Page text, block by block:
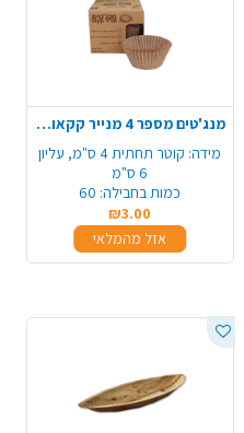
מנג'טים מספר 4 מנייר קקאו מתכלה 60 יח' - טבעי
מידה:
קוטר תחתית 4 ס"מ, עליון
6 ס"מ
כמות בחבילה: 60
₪3.00
אזל מהמלאי